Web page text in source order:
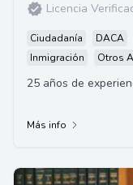
Licencia
Ciudadanía DACA
Inmigración
Otros
25 años de
Más info